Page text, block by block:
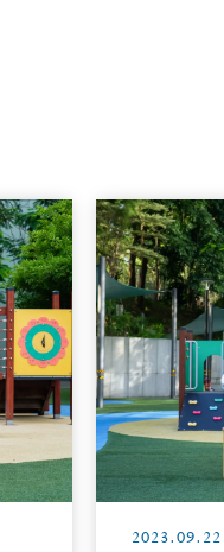
2023.09.22